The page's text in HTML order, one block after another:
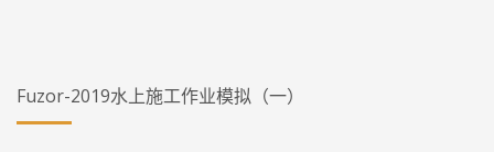
Fuzor-2019水上施工作业模拟（一）